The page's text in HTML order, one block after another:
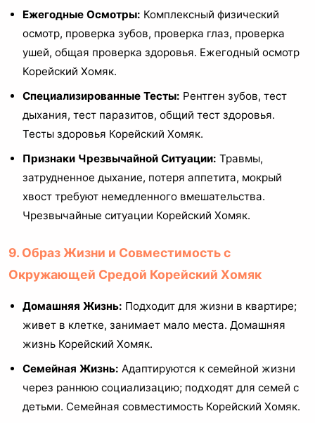
Ежегодные Осмотры: Комплексный физический
осмотр, проверка зубов, проверка глаз, проверка
ушей, общая проверка здоровья. Ежегодный осмотр
Корейский Хомяк.
Специализированные Тесты: Рентген зубов, тест
дыхания, тест паразитов, общий тест здоровья.
Тесты здоровья Корейский Хомяк.
Признаки Чрезвычайной Ситуации: Травмы,
затрудненное дыхание, потеря аппетита, мокрый
хвост требуют немедленного вмешательства.
Чрезвычайные ситуации Корейский Хомяк.
9. Образ Жизни и Совместимость с
Окружающей Средой Корейский Хомяк
Домашняя Жизнь: Подходит для жизни в квартире;
живет в клетке, занимает мало места. Домашняя
жизнь Корейский Хомяк.
Семейная Жизнь: Адаптируются к семейной жизни
через раннюю социализацию; подходят для семей с
детьми. Семейная совместимость Корейский Хомяк.